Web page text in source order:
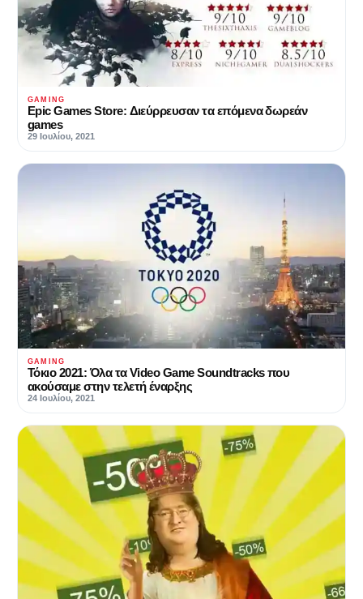
GAMING
Epic Games Store: Διεύρρευσαν τα επόμενα δωρεάν
games
29 Ιουλίου, 2021
GAMING
Τόκιο 2021: Όλα τα Video Game Soundtracks που
ακούσαμε στην τελετή έναρξης
24 Ιουλίου, 2021